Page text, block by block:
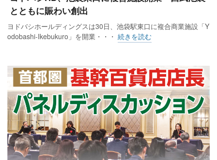
とともに賑わい創出
ヨドバシホールディングスは30日、池袋駅東口に複合商業施設「Y
odobashi-Ikebukuro」を開業・・・ 続きを読む